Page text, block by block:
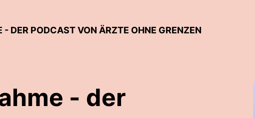
- DER PODCAST VON ÄRZTE OHNE GRENZEN
- der